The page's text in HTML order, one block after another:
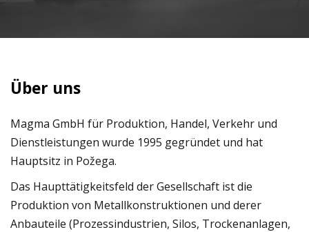
Über uns
Magma GmbH für Produktion, Handel, Verkehr und
Dienstleistungen wurde 1995 gegründet und hat
Hauptsitz in Požega.
Das Haupttätigkeitsfeld der Gesellschaft ist die
Produktion von Metallkonstruktionen und derer
Anbauteile (Prozessindustrien, Silos, Trockenanlagen,